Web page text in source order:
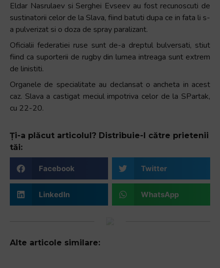
Eldar Nasrulaev si Serghei Evseev au fost recunoscuti de
sustinatorii celor de la Slava, fiind batuti dupa ce in fata li s-
a pulverizat si o doza de spray paralizant.
Oficialii federatiei ruse sunt de-a dreptul bulversati, stiut
fiind ca suporterii de rugby din lumea intreaga sunt extrem
de linistiti.
Organele de specialitate au declansat o ancheta in acest
caz. Slava a castigat meciul impotriva celor de la SPartak,
cu 22-20.
Ți-a plăcut articolul? Distribuie-l către prietenii
tăi:
Facebook Twitter
LinkedIn WhatsApp
Alte articole similare: